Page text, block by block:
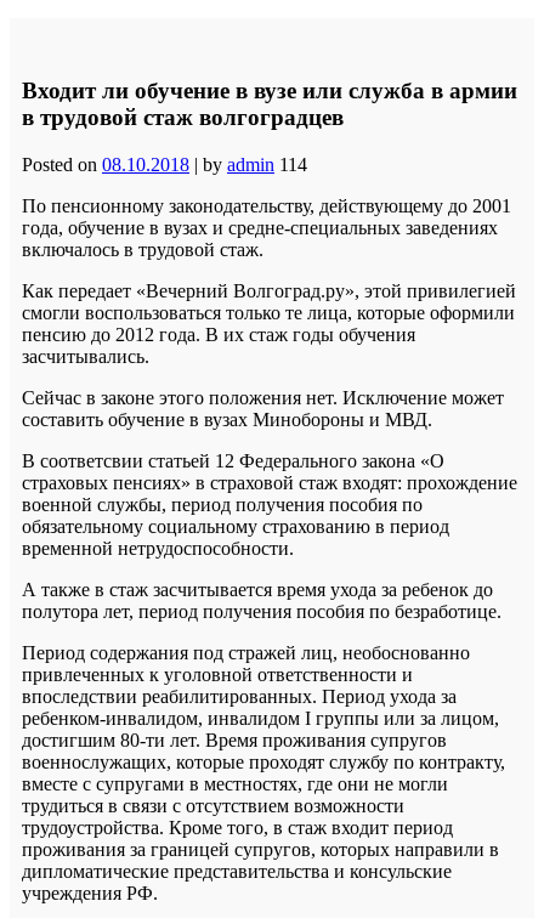
Входит ли обучение в вузе или служба в армии
в трудовой стаж волгоградцев
Posted on 08.10.2018 | by admin 114
По пенсионному законодательству, действующему до 2001
года, обучение в вузах и средне-специальных заведениях
включалось в трудовой стаж.
Как передает «Вечерний Волгоград.ру», этой привилегией
смогли воспользоваться только те лица, которые оформили
пенсию до 2012 года. В их стаж годы обучения
засчитывались.
Сейчас в законе этого положения нет. Исключение может
составить обучение в вузах Минобороны и МВД.
В соответсвии статьей 12 Федерального закона «О
страховых пенсиях» в страховой стаж входят: прохождение
военной службы, период получения пособия по
обязательному социальному страхованию в период
временной нетрудоспособности.
А также в стаж засчитывается время ухода за ребенок до
полутора лет, период получения пособия по безработице.
Период содержания под стражей лиц, необоснованно
привлеченных к уголовной ответственности и
впоследствии реабилитированных. Период ухода за
ребенком-инвалидом, инвалидом I группы или за лицом,
достигшим 80-ти лет. Время проживания супругов
военнослужащих, которые проходят службу по контракту,
вместе с супругами в местностях, где они не могли
трудиться в связи с отсутствием возможности
трудоустройства. Кроме того, в стаж входит период
проживания за границей супругов, которых направили в
дипломатические представительства и консульские
учреждения РФ.